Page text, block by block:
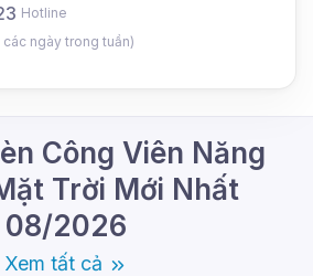
Hotline
ngày trong tuần)
Công Viên Năng
Trời Mới Nhất
08/2026
Xem tất cả